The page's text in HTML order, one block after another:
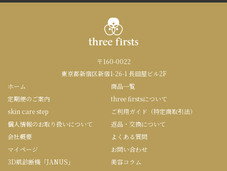
〒160-0022
東京都新宿区新宿1-26-1 長田屋ビル2F
ホーム
商品一覧
定期便のご案内
three firstsについて
skin care step
ご利用ガイド（特定商取引法）
個人情報のお取り扱いについて
返品・交換について
会社概要
よくある質問
マイページ
お問い合わせ
3D肌診断機「JANUS」
美容コラム